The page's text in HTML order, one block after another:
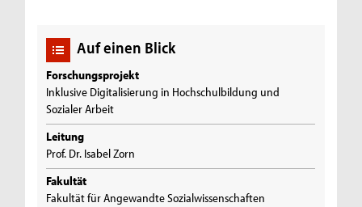
Auf einen Blick
Forschungsprojekt
Inklusive Digitalisierung in Hochschulbildung und
Sozialer Arbeit
Leitung
Prof. Dr. Isabel Zorn
Fakultät
Fakultät für Angewandte Sozialwissenschaften